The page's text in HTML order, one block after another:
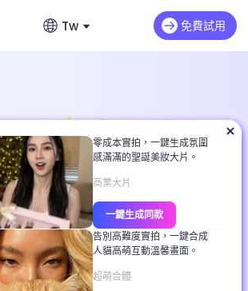
Art Motion 5 HOT
PixVerse 4.5
VEO 3
Tw
繁體中文 (台灣)
繁體中文
日本語
日文
한국어
韓文
免費試用
零成本實拍，一鍵生成氛圍
感滿滿的聖誕美妝大片。
商業大片
一鍵生成同款
告別高難度實拍，一鍵合成
人貓高萌互動溫馨畫面。
超萌合體